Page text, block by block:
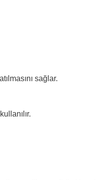
sağlar.